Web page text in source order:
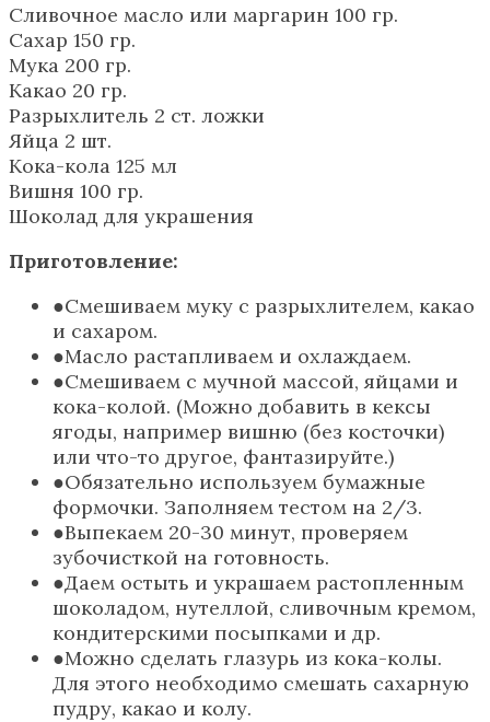
Сливочное масло или маргарин 100 гр.
Сахар 150 гр.
Мука 200 гр.
Какао 20 гр.
Разрыхлитель 2 ст. ложки
Яйца 2 шт.
Кока-кола 125 мл
Вишня 100 гр.
Шоколад для украшения
Приготовление:
Смешиваем муку с разрыхлителем, какао
и сахаром.
Масло растапливаем и охлаждаем.
Смешиваем с мучной массой, яйцами и
кока-колой. (Можно добавить в кексы
ягоды, например вишню (без косточки)
или что-то другое, фантазируйте.)
Обязательно используем бумажные
формочки. Заполняем тестом на 2/3.
Выпекаем 20-30 минут, проверяем
зубочисткой на готовность.
Даем остыть и украшаем растопленным
шоколадом, нутеллой, сливочным кремом,
кондитерскими посыпками и др.
Можно сделать глазурь из кока-колы.
Для этого необходимо смешать сахарную
пудру, какао и колу.